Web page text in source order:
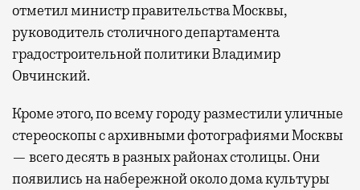
отметил министр правительства Москвы,
руководитель столичного департамента
градостроительной политики Владимир
Овчинский.
Кроме этого, по всему городу разместили уличные
стереоскопы с архивными фотографиями Москвы
— всего десять в разных районах столицы. Они
появились на набережной около дома культуры